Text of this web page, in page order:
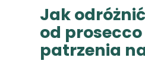
Jak
od prosecco
patrzenia